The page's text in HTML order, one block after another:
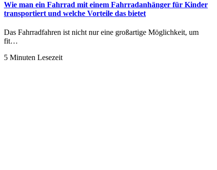
Wie man ein Fahrrad mit einem Fahrradanhänger für Kinder
transportiert und welche Vorteile das bietet
Das Fahrradfahren ist nicht nur eine großartige Möglichkeit, um
fit…
5 Minuten Lesezeit